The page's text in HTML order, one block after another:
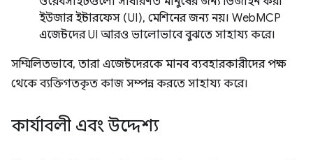
ইউজার ইন্টারফেস (UI), মেশিনের জন্য নয়। WebMCP
এজেন্টদের UI আরও ভালোভাবে বুঝতে সাহায্য করে।
সম্মিলিতভাবে, তারা এজেন্টদেরকে মানব ব্যবহারকারীদের পক্ষ
থেকে ব্যক্তিগতকৃত কাজ সম্পন্ন করতে সাহায্য করে।
কার্যাবলী এবং উদ্দেশ্য